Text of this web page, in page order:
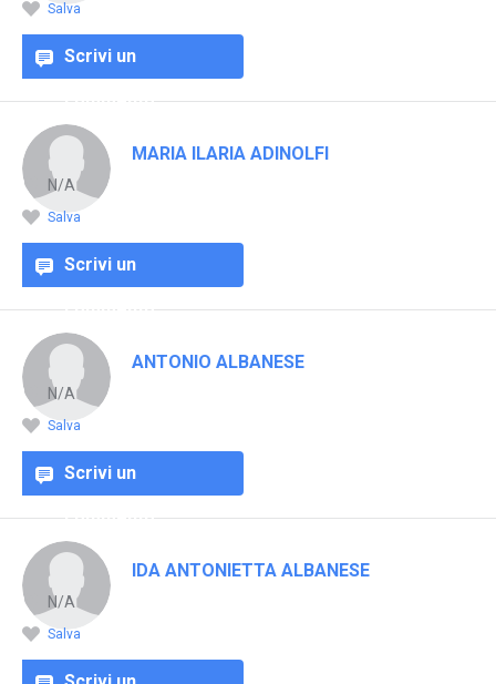
Salva
Scrivi un
commento
MARIA ILARIA ADINOLFI
N/A
Salva
Scrivi un
commento
ANTONIO ALBANESE
N/A
Salva
Scrivi un
commento
IDA ANTONIETTA ALBANESE
N/A
Salva